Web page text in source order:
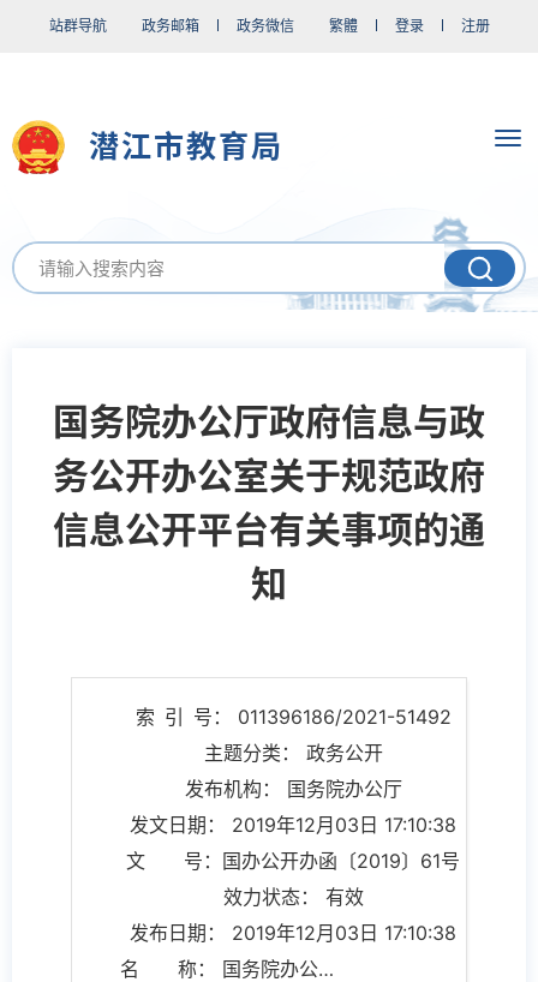
站群导航 政务邮箱 政务微信 繁體 登录 注册
潜江市教育局
国务院办公厅政府信息与政
务公开办公室关于规范政府
信息公开平台有关事项的通
知
索 引 号： 011396186/2021-51492
主题分类： 政务公开
发布机构： 国务院办公厅
发文日期： 2019年12月03日 17:10:38
文 号：国办公开办函〔2019〕61号
效力状态： 有效
发布日期： 2019年12月03日 17:10:38
名 称： 国务院办公厅政府信息与政务公开办公室关于规范政府信息公开平台有关事项的通知